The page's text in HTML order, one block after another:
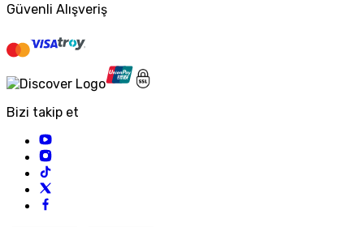
Güvenli Alışveriş
Bizi takip et